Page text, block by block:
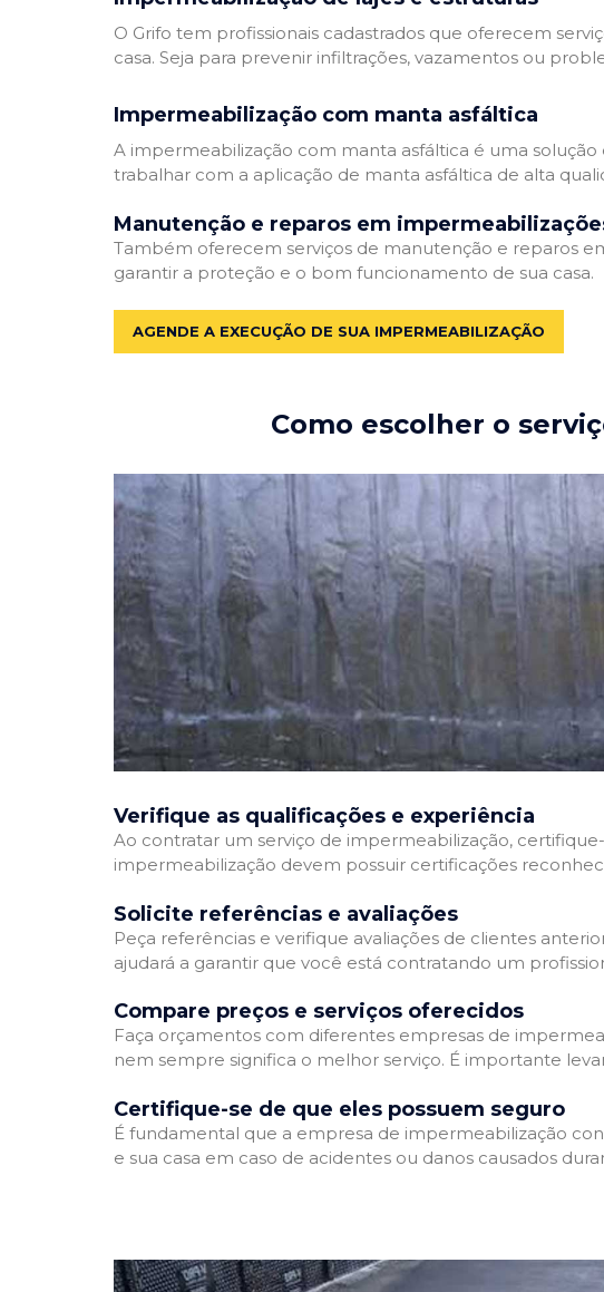
O Grifo tem profissionais cadastrados que oferecem
casa. Seja para prevenir infiltrações, vazamentos ou
Impermeabilização com manta asfáltica
A impermeabilização com manta asfáltica é uma
trabalhar com a aplicação de manta asfáltica de alta
Manutenção e reparos em
Também oferecem serviços de manutenção e reparos
garantir a proteção e o bom funcionamento de sua casa.
AGENDE A EXECUÇÃO DE SUA IMPERMEABILIZAÇÃO
Como escolher o
Verifique as qualificações e experiência
Ao contratar um serviço de impermeabilização,
impermeabilização devem possuir certificações
Solicite referências e avaliações
Peça referências e verifique avaliações de clientes
ajudará a garantir que você está contratando um
Compare preços e serviços oferecidos
Faça orçamentos com diferentes empresas de
nem sempre significa o melhor serviço. É importante
Certifique-se de que eles possuem seguro
É fundamental que a empresa de impermeabilização
e sua casa em caso de acidentes ou danos causados